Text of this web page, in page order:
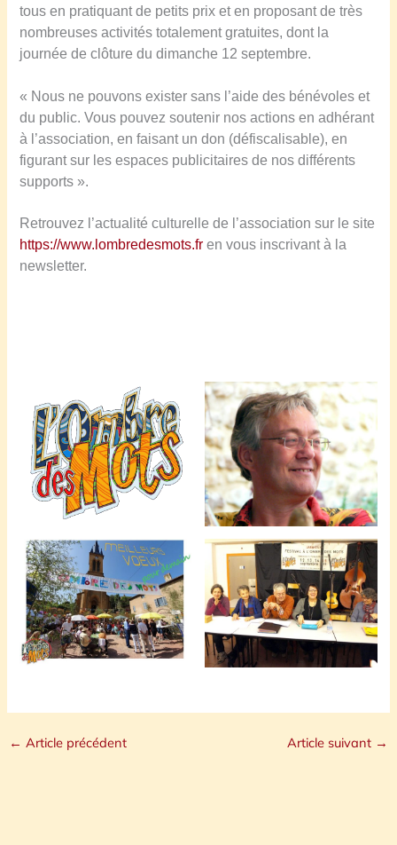
tous en pratiquant de petits prix et en proposant de très
nombreuses activités totalement gratuites, dont la
journée de clôture du dimanche 12 septembre.
« Nous ne pouvons exister sans l’aide des bénévoles et
du public. Vous pouvez soutenir nos actions en adhérant
à l’association, en faisant un don (défiscalisable), en
figurant sur les espaces publicitaires de nos différents
supports ».
Retrouvez l’actualité culturelle de l’association sur le site
https://www.lombredesmots.fr en vous inscrivant à la
newsletter.
← Article précédent Article suivant →